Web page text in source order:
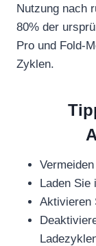
Nutzung nach
80% der
Pro und Fold-
Zyklen.
Laden Sie
Aktivieren